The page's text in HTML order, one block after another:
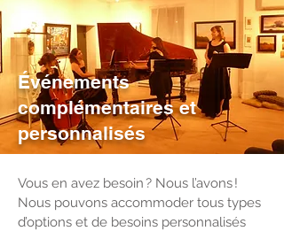
Événements
complémentaires et
personnalisés
Vous en avez besoin ? Nous l’avons !
Nous pouvons accommoder tous types
d’options et de besoins personnalisés